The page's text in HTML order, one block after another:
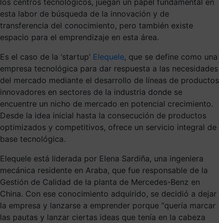
esta labor de búsqueda de la innovación y de
transferencia del conocimiento, pero también existe
espacio para el emprendizaje en esta área.
Es el caso de la ‘startup’ Elequele, que se define como una
empresa tecnológica para dar respuesta a las necesidades
del mercado mediante el desarrollo de líneas de productos
innovadores en sectores de la industria donde se
encuentre un nicho de mercado en potencial crecimiento.
Desde la idea inicial hasta la consecución de productos
optimizados y competitivos, ofrece un servicio integral de
base tecnológica.
Elequele está liderada por Elena Sardiña, una ingeniera
mecánica residente en Araba, que fue responsable de la
Gestión de Calidad de la planta de Mercedes-Benz en
China. Con ese conocimiento adquirido, se decidió a dejar
la empresa y lanzarse a emprender porque “quería marcar
las pautas y lanzar ciertas ideas que tenía en la cabeza